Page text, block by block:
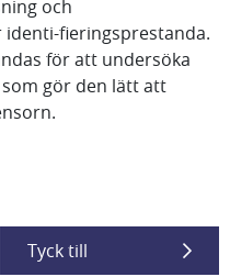
och
fieringsprestanda.
för att undersöka
gör den lätt att
Tyck till